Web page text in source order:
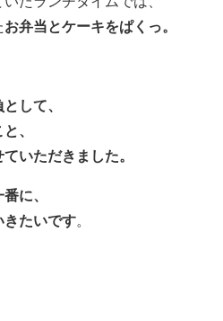
お弁当とケーキをぱくっ。
して、
、
いただきました。
に、
きたいです。